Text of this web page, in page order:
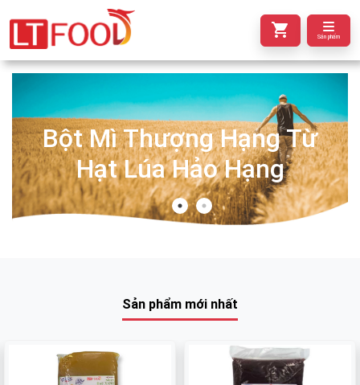
Sản phẩm
Bột Mì Thượng Hạng Từ
Hạt Lúa Hảo Hạng
Sản phẩm mới nhất